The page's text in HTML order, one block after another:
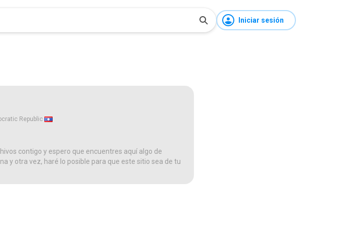
Iniciar sesión
Republic
contigo y espero que encuentres aquí algo de
y otra vez, haré lo posible para que este sitio sea de tu